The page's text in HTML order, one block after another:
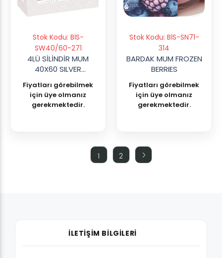
Stok Kodu: BİS-
SW40/60-271
4LÜ SİLİNDİR MUM
40X60 SILVER
Fiyatları görebilmek
için üye olmanız
gerekmektedir.
Stok Kodu: BİS-SN71-
314
BARDAK MUM FROZEN
BERRIES
Fiyatları görebilmek
için üye olmanız
gerekmektedir.
1
2
İLETİŞİM BİLGİLERİ